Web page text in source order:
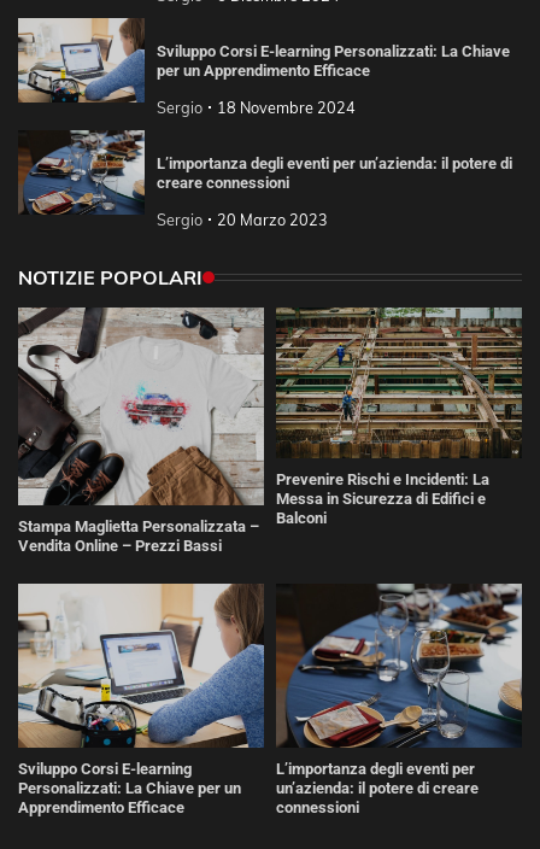
Sviluppo Corsi E-learning Personalizzati: La Chiave
per un Apprendimento Efficace
Sergio 18 Novembre 2024
L’importanza degli eventi per un’azienda: il potere di
creare connessioni
Sergio 20 Marzo 2023
NOTIZIE POPOLARI
Stampa Maglietta Personalizzata –
Vendita Online – Prezzi Bassi
Prevenire Rischi e Incidenti: La
Messa in Sicurezza di Edifici e
Balconi
Sviluppo Corsi E-learning
Personalizzati: La Chiave per un
Apprendimento Efficace
L’importanza degli eventi per
un’azienda: il potere di creare
connessioni